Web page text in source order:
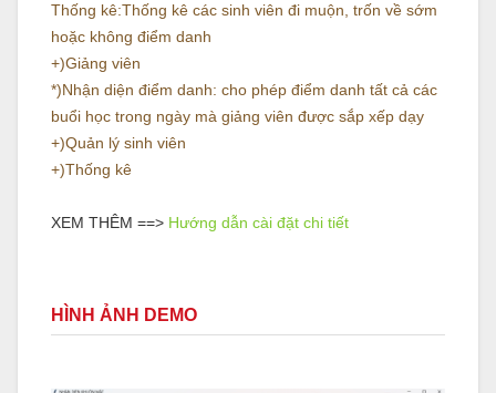
Thống kê:Thống kê các sinh viên đi muộn, trốn về sớm
hoặc không điểm danh
+)Giảng viên
*)Nhận diện điểm danh: cho phép điểm danh tất cả các
buổi học trong ngày mà giảng viên được sắp xếp dạy
+)Quản lý sinh viên
+)Thống kê
XEM THÊM ==> Hướng dẫn cài đặt chi tiết
HÌNH ẢNH DEMO